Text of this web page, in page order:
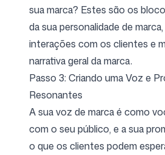
sua marca? Estes são os
da sua personalidade de
interações com os clientes e
narrativa geral da marca.
Passo 3: Criando uma Voz e
Resonantes
A sua voz de marca é como
com o seu público, e a sua
o que os clientes podem